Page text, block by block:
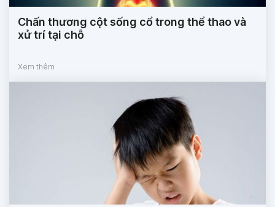
Chấn thương cột sống cổ trong thể thao và
xử trí tại chỗ
Xem thêm